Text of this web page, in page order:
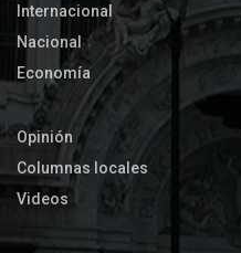
Internacional
Nacional
Economía
Opinión
Columnas locales
Videos